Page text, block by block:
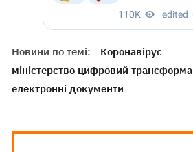
Новини по темі:
Коронавірус
міністерство цифровий трансформа
електронні документи